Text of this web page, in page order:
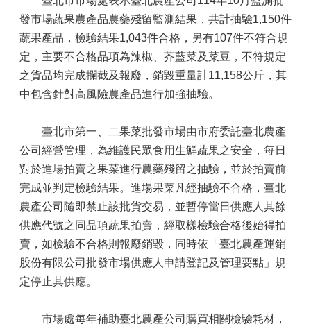
發市場蔬果農產品農藥殘留監測結果，共計抽驗1,150件
蔬果產品，檢驗結果1,043件合格，另有107件不符合規
定，主要不合格品項為辣椒、芥藍菜及菜豆，不符規定
之貨品均完成攔截及報廢，銷毀重量計11,158公斤，其
中包含針對高風險農產品進行加強抽驗。
臺北市第一、二果菜批發市場由市府委託臺北農產
公司經營管理，為維護民眾食用生鮮蔬果之安全，每日
對於進場拍賣之果菜進行農藥殘留之抽驗，並於拍賣前
完成並判定檢驗結果。進場果菜凡經抽驗不合格，臺北
農產公司隨即禁止該批貨交易，並暫停當日供應人其餘
供應代號之同品項蔬果拍賣，經取樣檢驗合格後始得拍
賣，如檢驗不合格則報廢銷毀，同時依「臺北農產運銷
股份有限公司批發市場供應人申請登記及管理要點」規
定停止其供應。
市場處每年補助臺北農產公司購買相關檢驗耗材，